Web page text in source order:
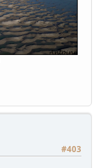
#403